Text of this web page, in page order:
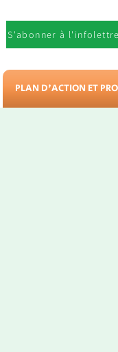
S'abonner à l'infolettre
PLAN D'ACTION ET